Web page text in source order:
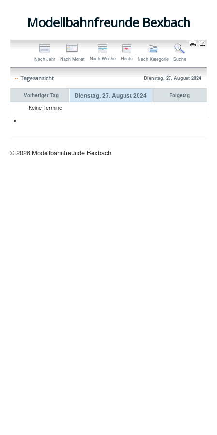
Modellbahnfreunde Bexbach
Nach Jahr Nach Monat Nach Woche Heute Nach Kategorie Suche
Tagesansicht Dienstag, 27. August 2024
Vorheriger Tag Dienstag, 27. August 2024 Folgetag
Keine Termine
© 2026 Modellbahnfreunde Bexbach